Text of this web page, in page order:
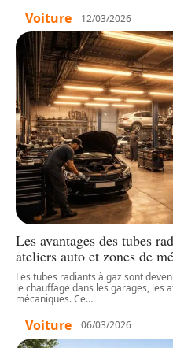
Voiture 12/03/2026
Les avantages des tubes
ateliers auto et zones de
Les tubes radiants à gaz sont
le chauffage dans les garages, les
mécaniques. Ce…
Voiture 06/03/2026